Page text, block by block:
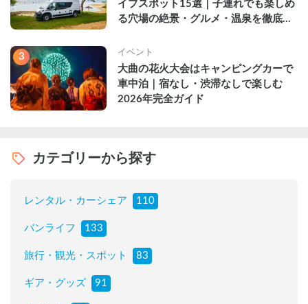
イブスポット15選｜子連れでも楽しめ
る穴場の絶景・グルメ・温泉を徹底解
3 イベント
大曲の花火大会はキャンピングカーで
車中泊｜宿なし・渋滞なしで楽しむ
2026年完全ガイド
カテゴリーから探す
レンタル・カーシェア 110
バンライフ 133
旅行・観光・スポット 83
ギア・グッズ 91